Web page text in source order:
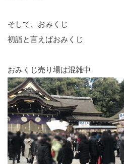
そして、おみくじ
初詣と言えばおみくじ
おみくじ売り場は混雑中